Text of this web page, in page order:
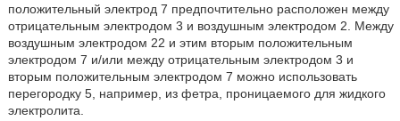
положительный электрод 7 предпочтительно расположен между
отрицательным электродом 3 и воздушным электродом 2. Между
воздушным электродом 22 и этим вторым положительным
электродом 7 и/или между отрицательным электродом 3 и
вторым положительным электродом 7 можно использовать
перегородку 5, например, из фетра, проницаемого для жидкого
электролита.